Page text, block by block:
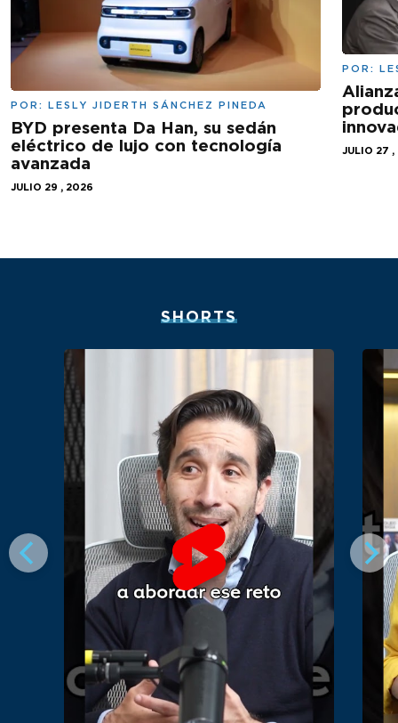
POR: LESLY JIDERTH SÁNCHEZ PINEDA
BYD presenta Da Han, su sedán
eléctrico de lujo con tecnología
avanzada
JULIO 29 , 2026
POR:
JULIO 27
SHORTS